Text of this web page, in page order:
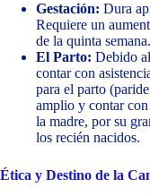
Gestación: Dura
Requiere un
de la quinta semana.
El Parto: Debido
contar con
para el parto
amplio y contar
la madre, por su
los recién nacidos.
Ética y Destino de la